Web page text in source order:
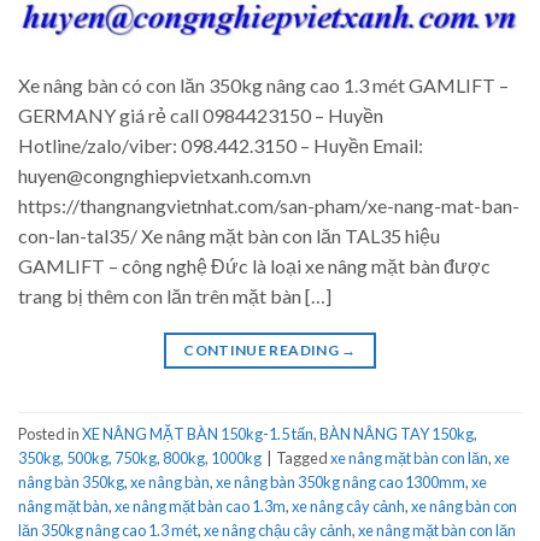
Xe nâng bàn có con lăn 350kg nâng cao 1.3 mét GAMLIFT –
GERMANY giá rẻ call 0984423150 – Huyền
Hotline/zalo/viber: 098.442.3150 – Huyền Email:
huyen@congnghiepvietxanh.com.vn
https://thangnangvietnhat.com/san-pham/xe-nang-mat-ban-
con-lan-tal35/ Xe nâng mặt bàn con lăn TAL35 hiệu
GAMLIFT – công nghệ Đức là loại xe nâng mặt bàn được
trang bị thêm con lăn trên mặt bàn […]
CONTINUE READING →
Posted inXE NÂNG MẶT BÀN 150kg-1.5 tấn,BÀN NÂNG TAY 150kg,
350kg, 500kg, 750kg, 800kg, 1000kg
Taggedxe nâng mặt bàn con lăn,xe
nâng bàn 350kg,xe nâng bàn,xe nâng bàn 350kg nâng cao 1300mm,xe
nâng mặt bàn,xe nâng mặt bàn cao 1.3m,xe nâng cây cảnh,xe nâng bàn con
lăn 350kg nâng cao 1.3 mét,xe nâng chậu cây cảnh,xe nâng mặt bàn con lăn